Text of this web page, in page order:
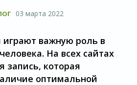
03 марта 2022
играют важную роль в
На всех сайтах
запись, которая
оптимальной